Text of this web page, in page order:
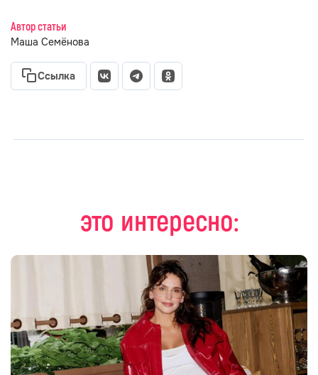
Автор статьи
Маша Семёнова
Ссылка
это интересно: